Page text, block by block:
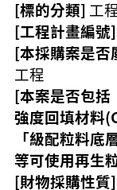
通
訊
錄
相
關
資
料
活
動
[標的分類] 工
[工程計畫編號]
[本採購案是否
工程
[本案是否包括
強度回填材料
「級配粒料底
等可使用再生
[財物採購性質]